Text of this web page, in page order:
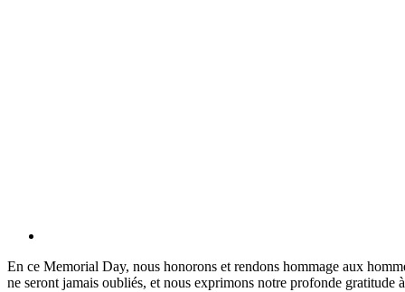
En ce Memorial Day, nous honorons et rendons hommage aux
ne seront jamais oubliés, et nous exprimons notre profonde